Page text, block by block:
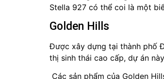
Stella 927 có thể coi là một
Golden Hills
Được xây dựng tại thành phố
thị sinh thái cao cấp, dự án
Các sản phẩm của Golden